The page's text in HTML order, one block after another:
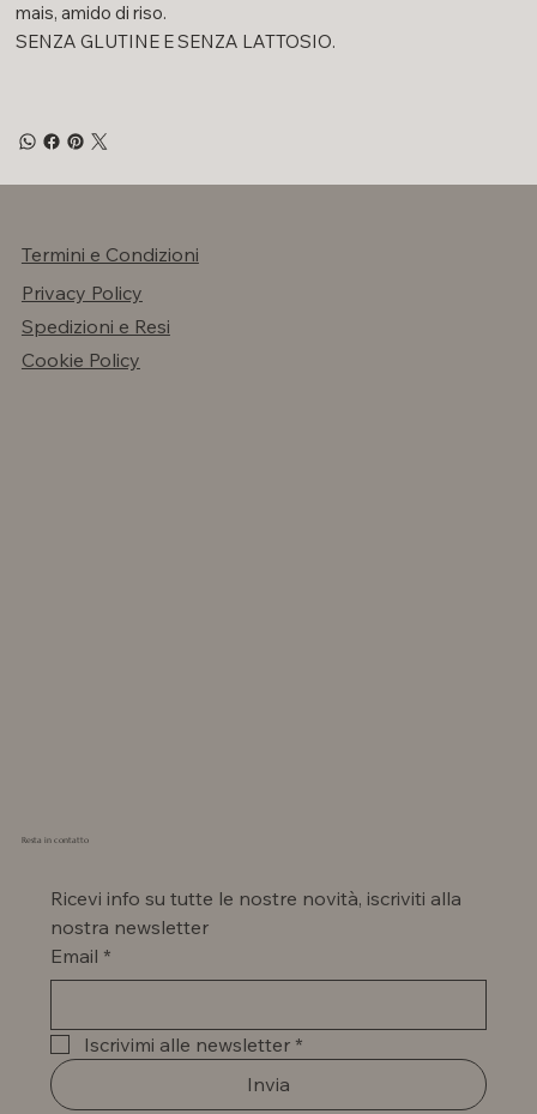
mais, amido di riso.
SENZA GLUTINE E SENZA LATTOSIO.
Termini e Condizioni
Privacy Policy
Spedizioni e Resi
Cookie Policy
Resta in contatto
Ricevi info su tutte le nostre novità, iscriviti alla
nostra newsletter
Email *
Iscrivimi alle newsletter *
Invia